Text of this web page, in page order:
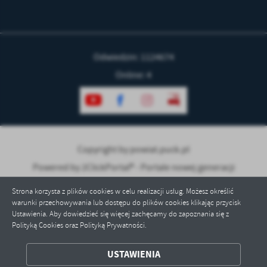
Strona korzysta z plików cookies w celu realizacji usług. Możesz określić
warunki przechowywania lub dostępu do plików cookies klikając przycisk
Ustawienia. Aby dowiedzieć się więcej zachęcamy do zapoznania się z
Polityką Cookies oraz Polityką Prywatności.
USTAWIENIA
ZAPISZ WYBRANE
Odwiedzin: 1124674
Online: 4
Copyright by powiat.puck.pl
Powered by 2ClickPortal® - Portale nowej generacji